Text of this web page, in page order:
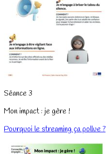
Séance 3
Mon impact : je gère !
Pourquoi le streaming ça pollue ?